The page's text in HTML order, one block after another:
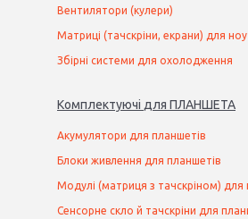
Вентилятори (кулери)
Матриці (тачскріни, екрани) для
Збірні системи для охолодження
Комплектуючі для ПЛАНШЕТА
Акумулятори для планшетів
Блоки живлення для планшетів
Модулі (матриця з тачскріном) для
Сенсорне скло й тачскріни для